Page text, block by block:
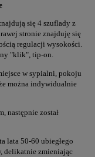
się 4 szuflady z
stronie znajduję się
regulacji wysokości.
"klik", tip-on.
w sypialni, pokoju
można indywidualnie
następnie został
lata 50-60 ubiegłego
delikatnie zmieniając